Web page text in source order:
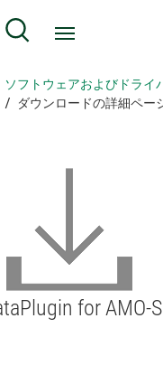
アカウント
検索
ソフトウェアおよびドライ
ダウンロードの詳細ペー
for AMO-